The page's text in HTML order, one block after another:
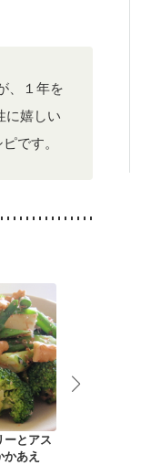
、１年を
に嬉しい
です。
ーとアス
あえ